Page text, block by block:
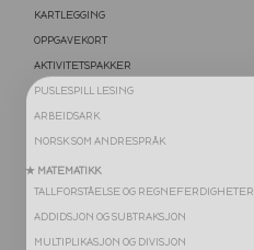
KARTLEGGING
OPPGAVEKORT
AKTIVITETSPAKKER
PUSLESPILL LESING
ARBEIDSARK
NORSK SOM ANDRESPRÅK
★ MATEMATIKK
TALLFORSTÅELSE OG REGNEFERDIGHETER
ADDIDSJON OG SUBTRAKSJON
MULTIPLIKASJON OG DIVISJON